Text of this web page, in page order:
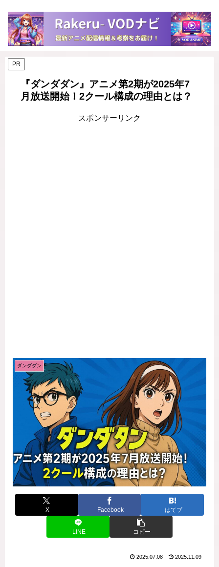
PR
『ダンダダン』アニメ第2期が2025年7
月放送開始！2クール構成の理由とは？
スポンサーリンク
ダンダダン
X Facebook はてブ
LINE コピー
2025.07.08 2025.11.09